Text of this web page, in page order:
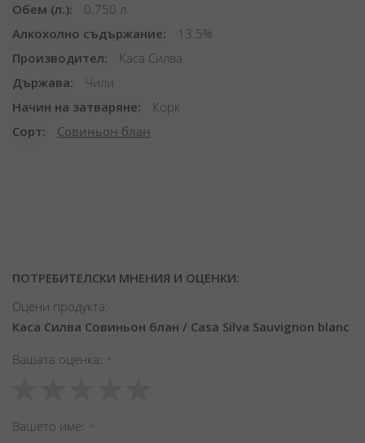
Обем (л.)
0.750 л.
Алкохолно съдържание
13.5%
Производител
Каса Силва
Държава
Чили
Начин на затваряне
Корк
Сорт
Совиньон блан
ПОТРЕБИТЕЛСКИ МНЕНИЯ И ОЦЕНКИ:
Оцени продукта:
Каса Силва Совиньон блан / Casa Silva Sauvignon blanc
Вашата оценка
star
stars
stars
stars
stars
Вашето име